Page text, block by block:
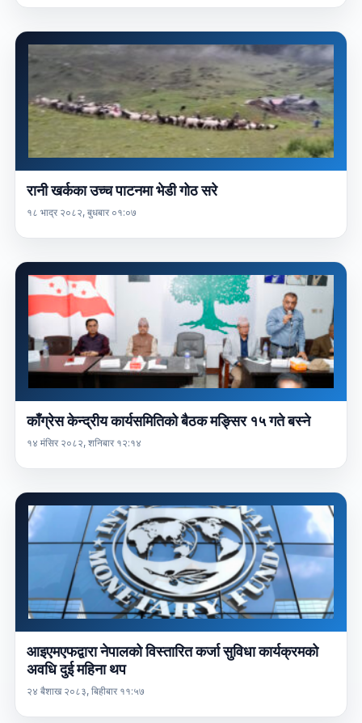
रानी खर्कका उच्च पाटनमा भेडी गोठ सरे
१८ भाद्र २०८२, बुधबार ०१:०७
काँग्रेस केन्द्रीय कार्यसमितिको बैठक मङ्सिर १५ गते बस्ने
१४ मंसिर २०८२, शनिबार १२:१४
आइएमएफद्वारा नेपालको विस्तारित कर्जा सुविधा कार्यक्रमको
अवधि दुई महिना थप
२४ बैशाख २०८३, बिहीबार ११:५७